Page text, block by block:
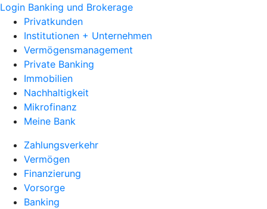
Login Banking und Brokerage
Privatkunden
Institutionen + Unternehmen
Vermögensmanagement
Private Banking
Immobilien
Nachhaltigkeit
Mikrofinanz
Meine Bank
Zahlungsverkehr
Vermögen
Finanzierung
Vorsorge
Banking